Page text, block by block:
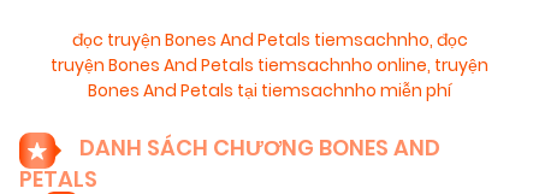
đọc truyện Bones And Petals tiemsachnho, đọc
truyện Bones And Petals tiemsachnho online, truyện
Bones And Petals tại tiemsachnho miễn phí
DANH SÁCH CHƯƠNG BONES AND
PETALS